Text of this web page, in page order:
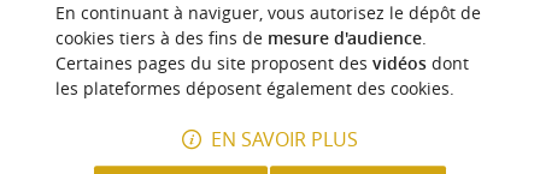
Trouvé par hasard en allant supporter l'équipe de
basket de ma petite fille hendayaise en quart de
finale, super restaurant accueillant, très bon
rapport qualité prix, très bons produits et...
LIRE L'AVIS COMPLET
En continuant à naviguer, vous autorisez le dépôt de
cookies tiers à des fins de mesure d'audience.
Certaines pages du site proposent des vidéosdont
les plateformes déposent également des cookies.
EN SAVOIR PLUS